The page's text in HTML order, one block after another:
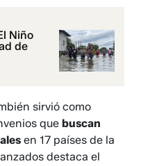
Niño
de
sirvió como
que buscan
en 17 países de la
destaca el